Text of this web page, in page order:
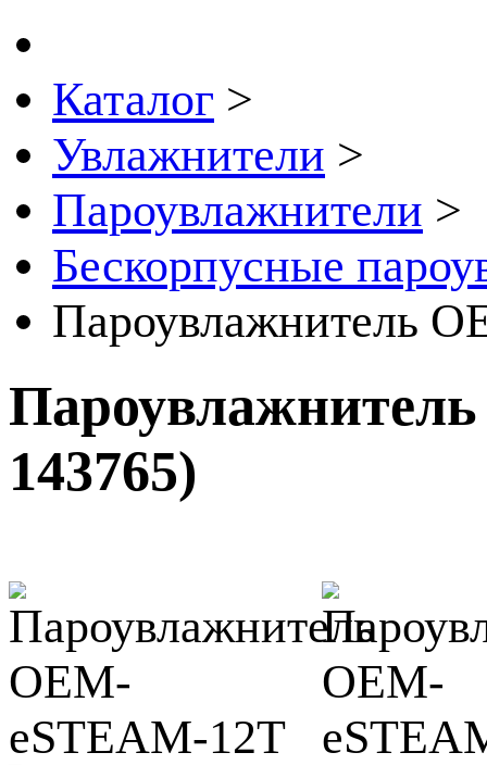
Каталог >
Увлажнители >
Пароувлажнители >
Бескорпусные
Пароувлажнитель
143765)